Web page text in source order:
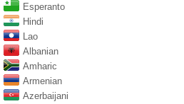
Esperanto
Hindi
Lao
Albanian
Amharic
Armenian
Azerbaijani